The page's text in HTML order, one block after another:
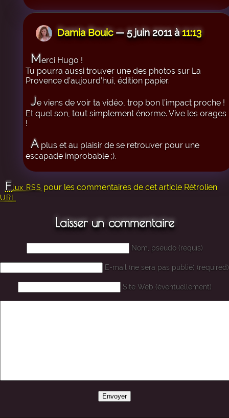
Damia Bouic— 5 juin 2011 à11:13
Merci Hugo !
Tu pourra aussi trouver une des photos sur La
Provence d’aujourd’hui, édition papier.
Je viens de voir ta vidéo, trop bon l’impact proche !
Et quel son, tout simplement énorme. Vive les orages
!
A plus et au plaisir de se retrouver pour une
escapade improbable ;).
Flux RSS pour les commentaires de cet article Rétrolien
URL
Laisser un commentaire
Nom, pseudo (requis)
E-mail (ne sera pas publié) (required)
Site Web (éventuellement)